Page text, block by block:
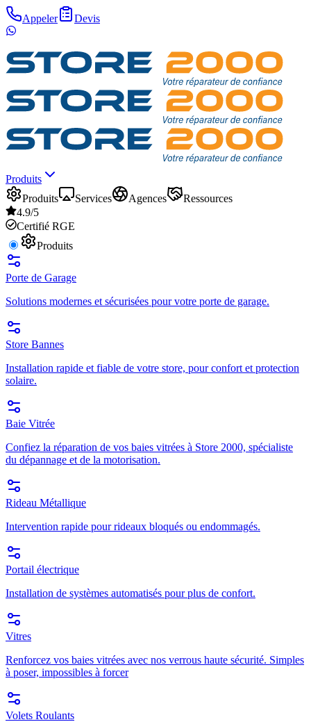
Appeler Devis
Produits
Produits
Services Agences
Ressources
4.9/5
Certifié RGE
Produits
Porte de Garage
Solutions modernes et sécurisées pour votre porte de garage.
Store Bannes
Installation rapide et fiable de votre store, pour confort et protection
solaire.
Baie Vitrée
Confiez la réparation de vos baies vitrées à Store 2000, spécialiste
du dépannage et de la motorisation.
Rideau Métallique
Intervention rapide pour rideaux bloqués ou endommagés.
Portail électrique
Installation de systèmes automatisés pour plus de confort.
Vitres
Renforcez vos baies vitrées avec nos verrous haute sécurité. Simples
à poser, impossibles à forcer
Volets Roulants